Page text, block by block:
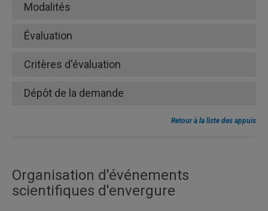
Il incombe à la professeure, au
Modalités
Évaluation
Critères d'évaluation
Dépôt de la demande
er
Retour à la liste des appuis
Organisation d'événements
scientifiques d'envergure